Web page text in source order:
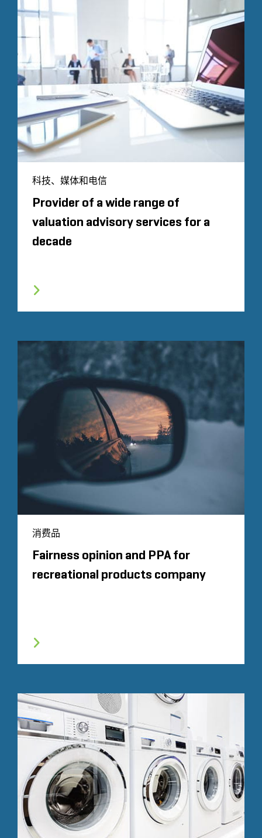
科技、媒体和电信
Provider of a wide range of
valuation advisory services for a
decade
消费品
Fairness opinion and PPA for
recreational products company